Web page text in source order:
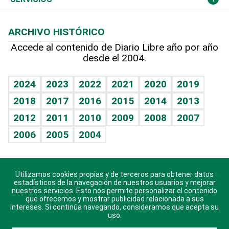
Hablando con el pediatra
Vida y familia
Eñe
Celebrando la vida
Sin complejos
En pocas palabras
Escuchando al corazón
Economía Personal
TBT Deportivo
Más firmas
Hecho en casa
Guía del dinero
Cumpleaños
Horóscopos
Crucigramas
ARCHIVO HISTÓRICO
Accede al contenido de Diario Libre año por año
desde el 2004.
2024 2023 2022 2021 2020
2019
2018
2017 2016 2015 2014
2013
2012
2011 2010 2009 2008
2007
2006
2005 2004
Descarga nuestras aplicaciones para Android, iOS y
sistema Huawei.
Utilizamos cookies propias y de terceros para obtener datos
estadísticos de la navegación de nuestros usuarios y mejorar
nuestros servicios. Esto nos permite personalizar el contenido
que ofrecemos y mostrar publicidad relacionada a sus
intereses. Si continúa navegando, consideramos que acepta su
uso.